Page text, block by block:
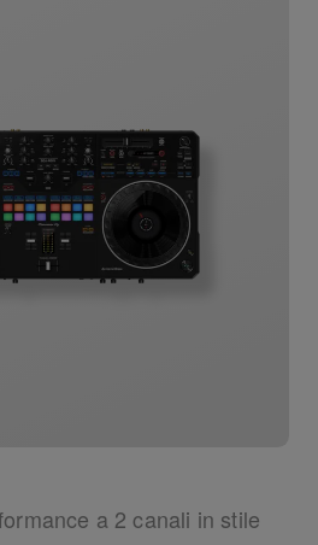
a 2 canali in stile